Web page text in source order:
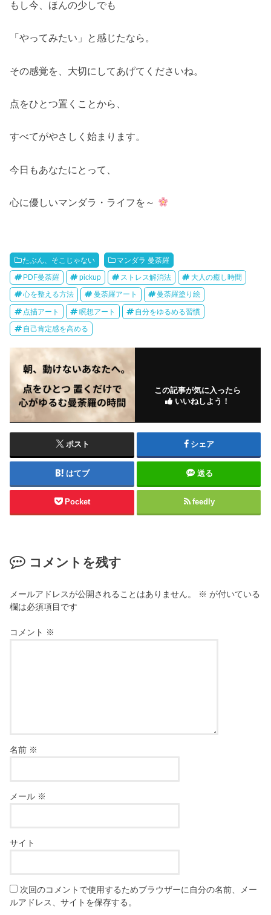
もし今、ほんの少しでも
「やってみたい」と感じたなら。
その感覚を、大切にしてあげてくださいね。
点をひとつ置くことから、
すべてがやさしく始まります。
今日もあなたにとって、
心に優しいマンダラ・ライフを～
たぶん、そこじゃない マンダラ 曼荼羅
PDF曼荼羅 pickup ストレス解消法 大人の癒し時間
心を整える方法 曼荼羅アート 曼荼羅塗り絵
点描アート 瞑想アート 自分をゆるめる習慣
自己肯定感を高める
この記事が気に入ったら
いいねしよう！
ポスト シェア
はてブ 送る
Pocket feedly
コメントを残す
メールアドレスが公開されることはありません。 ※ が付いている
欄は必須項目です
コメント ※
名前 ※
メール ※
サイト
次回のコメントで使用するためブラウザーに自分の名前、メー
ルアドレス、サイトを保存する。